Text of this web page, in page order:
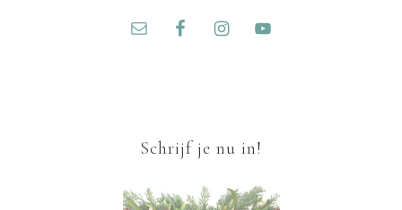
Schrijf je nu in!